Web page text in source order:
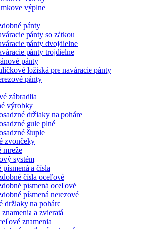
výplne
pánty
pánty so zátkou
pánty dvojdielne
pánty trojdielne
pánty
ložiská pre naváracie pánty
pánty
zábradlia
výrobky
držiaky na poháre
gule plné
štuple
zvončeky
mreže
systém
písmená a čísla
čísla oceľové
písmená oceľové
písmená nerezové
držiaky na poháre
a zvieratá
znamenia